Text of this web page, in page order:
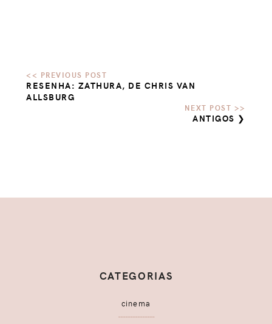
RESENHA: ZATHURA, DE CHRIS VAN
ALLSBURG
ANTIGOS ❯
CATEGORIAS
cinema